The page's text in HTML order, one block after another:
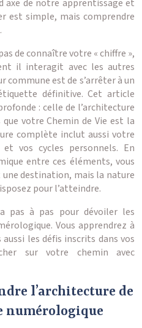
de notre apprentissage et
est simple, mais comprendre
de connaître votre « chiffre »,
il interagit avec les autres
commune est de s’arrêter à un
définitive. Cet article
: celle de l’architecture
votre Chemin de Vie est la
complète inclut aussi votre
vos cycles personnels. En
entre ces éléments, vous
destination, mais la nature
pour l’atteindre.
pas à pas pour dévoiler les
Vous apprendrez à
les défis inscrits dans vos
sur votre chemin avec
l’architecture de
numérologique